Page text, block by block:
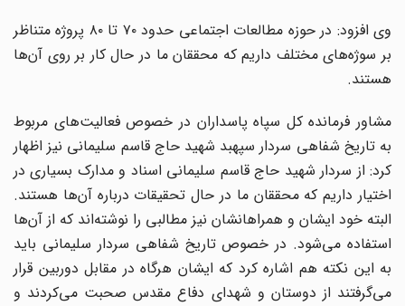
وی افزود: در حوزه مطالعات اجتماعی حدود ٧٠ تا ٨٠ پروژه متناظر
بر سوژه‌های مختلف داریم که محققان ما در حال کار بر روی آن‌ها
هستند.
مشاور فرمانده کل سپاه پاسداران در خصوص فعالیت‌های مربوط
به تاریخ شفاهی سردار سپهبد شهید حاج قاسم سلیمانی نیز اظهار
کرد: از سردار شهید حاج قاسم سلیمانی اسناد و مدارک بسیاری در
اختیار داریم که محققان ما در حال تحقیقات درباره آن‌ها هستند.
البته خود ایشان و همراهانشان نیز مطالبی را نوشته‌اند که از آن‌ها
استفاده می‌شود. در خصوص تاریخ شفاهی سردار سلیمانی باید
به این نکته هم اشاره کرد که ایشان هرگاه در مقابل دوربین قرار
می‌گرفتند از دوستان و شهدای دفاع مقدس صحبت می‌کردند و